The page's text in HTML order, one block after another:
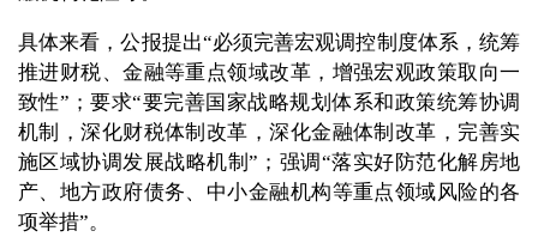
具体来看，公报提出“必须完善宏观调控制度体系，统筹
推进财税、金融等重点领域改革，增强宏观政策取向一
致性”；要求“要完善国家战略规划体系和政策统筹协调
机制，深化财税体制改革，深化金融体制改革，完善实
施区域协调发展战略机制”；强调“落实好防范化解房地
产、地方政府债务、中小金融机构等重点领域风险的各
项举措”。